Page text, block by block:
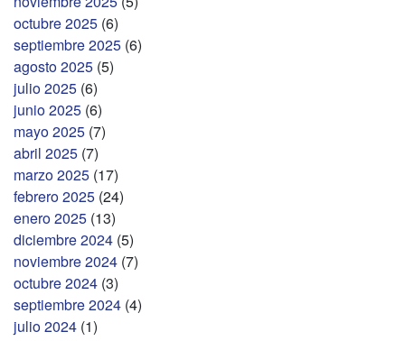
octubre 2025 (6)
septiembre 2025 (6)
agosto 2025 (5)
julio 2025 (6)
junio 2025 (6)
mayo 2025 (7)
abril 2025 (7)
marzo 2025 (17)
febrero 2025 (24)
enero 2025 (13)
diciembre 2024 (5)
noviembre 2024 (7)
octubre 2024 (3)
septiembre 2024 (4)
julio 2024 (1)